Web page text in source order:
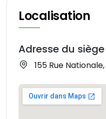
Localisation
Adresse du siège
155 Rue